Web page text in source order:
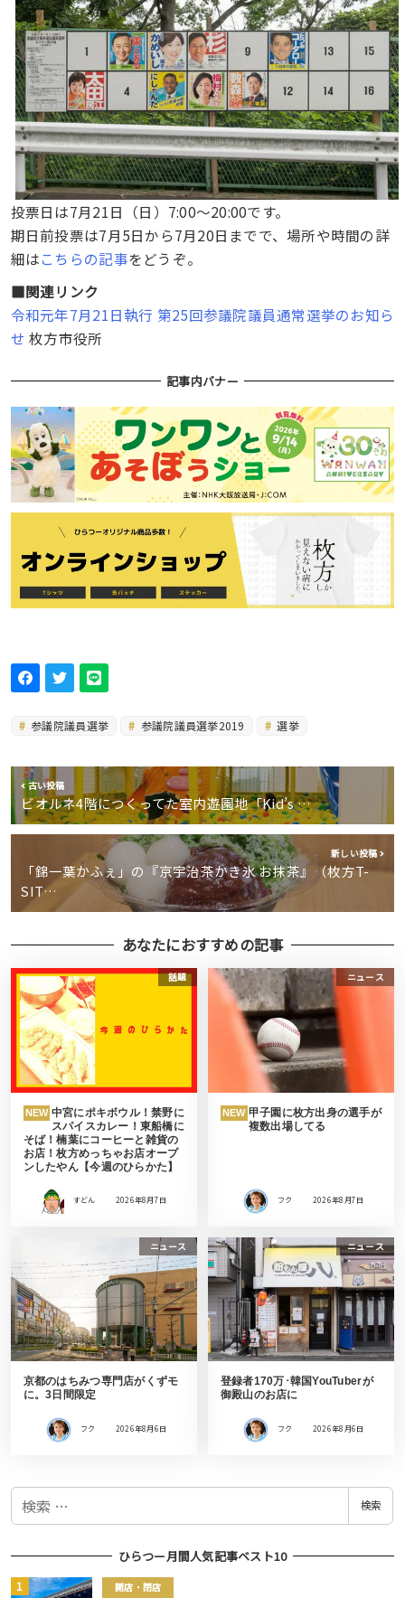
投票日は7月21日（日）7:00～20:00です。
期日前投票は7月5日から7月20日までで、場所や時間の詳
細はこちらの記事をどうぞ。
■関連リンク
令和元年7月21日執行 第25回参議院議員通常選挙のお知ら
せ 枚方市役所
記事内バナー
参議院議員選挙 参議院議員選挙2019 選挙
古い投稿
ビオルネ4階につくってた室内遊園地「Kid’s …
新しい投稿
「錦一葉かふぇ」の『京宇治茶かき氷 お抹茶』（枚方T-
SIT…
あなたにおすすめの記事
話題
NEW 中宮にポキボウル！禁野に
スパイスカレー！東船橋に
そば！楠葉にコーヒーと雑貨の
お店！枚方めっちゃお店オープ
ンしたやん【今週のひらかた】
すどん 2026年8月7日
ニュース
NEW 甲子園に枚方出身の選手が
複数出場してる
フク 2026年8月7日
ニュース
京都のはちみつ専門店がくずモ
に。3日間限定
フク 2026年8月6日
ニュース
登録者170万･韓国YouTuberが
御殿山のお店に
フク 2026年8月6日
検
検索
ひらつー月間人気記事ベスト10
開店・閉店